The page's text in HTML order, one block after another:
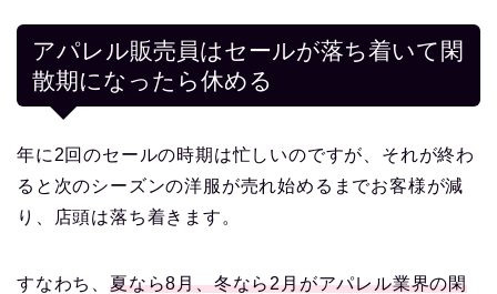
アパレル販売員はセールが落ち着いて閑
散期になったら休める
年に2回のセールの時期は忙しいのですが、それが終わ
ると次のシーズンの洋服が売れ始めるまでお客様が減
り、店頭は落ち着きます。
すなわち、 夏なら8月、冬なら2月がアパレル業界の閑